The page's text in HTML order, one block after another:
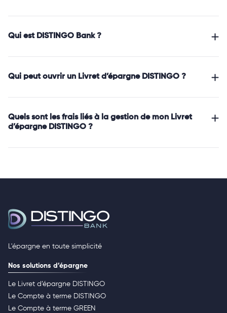
Qui est DISTINGO Bank ?
Qui peut ouvrir un Livret d’épargne DISTINGO ?
Quels sont les frais liés à la gestion de mon Livret
d’épargne DISTINGO ?
L'épargne en toute simplicité
Nos solutions d’épargne
Le Livret d’épargne DISTINGO
Le Compte à terme DISTINGO
Le Compte à terme GREEN